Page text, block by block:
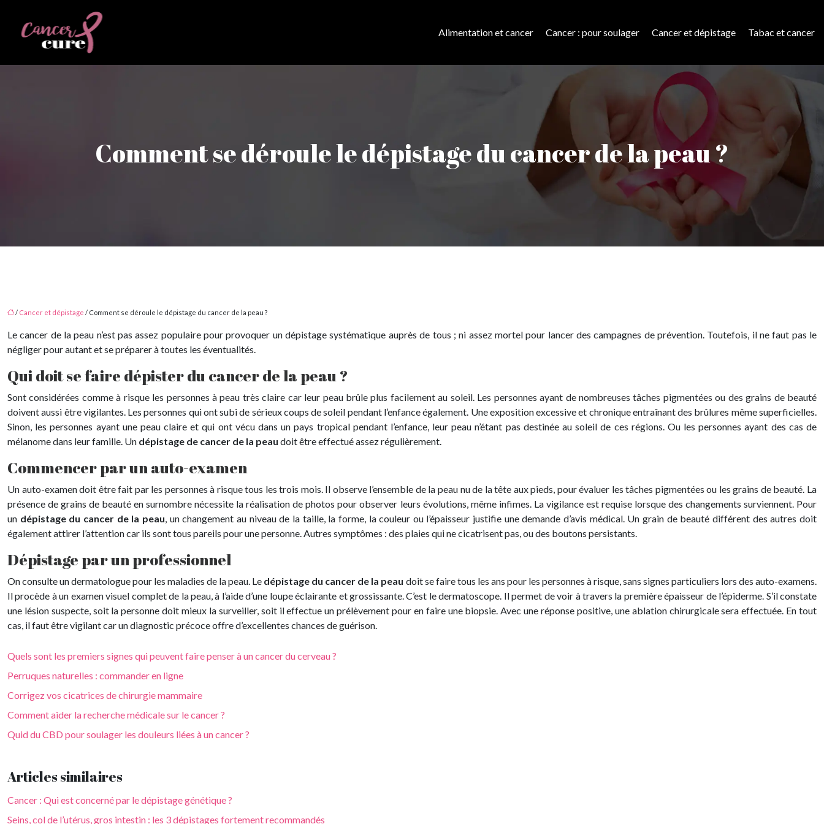
Alimentation et cancer Cancer : pour soulager Cancer et dépistage Tabac et cancer
Comment se déroule le dépistage du cancer de la peau ?
/ Cancer et dépistage / Comment se déroule le dépistage du cancer de la peau ?
Le cancer de la peau n’est pas assez populaire pour provoquer un dépistage systématique auprès de tous ; ni assez mortel pour lancer des campagnes de prévention. Toutefois, il ne faut pas le
négliger pour autant et se préparer à toutes les éventualités.
Qui doit se faire dépister du cancer de la peau ?
Sont considérées comme à risque les personnes à peau très claire car leur peau brûle plus facilement au soleil. Les personnes ayant de nombreuses tâches pigmentées ou des grains de beauté
doivent aussi être vigilantes. Les personnes qui ont subi de sérieux coups de soleil pendant l’enfance également. Une exposition excessive et chronique entraînant des brûlures même superficielles.
Sinon, les personnes ayant une peau claire et qui ont vécu dans un pays tropical pendant l’enfance, leur peau n’étant pas destinée au soleil de ces régions. Ou les personnes ayant des cas de
mélanome dans leur famille. Un dépistage de cancer de la peau doit être effectué assez régulièrement.
Commencer par un auto-examen
Un auto-examen doit être fait par les personnes à risque tous les trois mois. Il observe l’ensemble de la peau nu de la tête aux pieds, pour évaluer les tâches pigmentées ou les grains de beauté. La
présence de grains de beauté en surnombre nécessite la réalisation de photos pour observer leurs évolutions, même infimes. La vigilance est requise lorsque des changements surviennent. Pour
un dépistage du cancer de la peau, un changement au niveau de la taille, la forme, la couleur ou l’épaisseur justifie une demande d’avis médical. Un grain de beauté différent des autres doit
également attirer l’attention car ils sont tous pareils pour une personne. Autres symptômes : des plaies qui ne cicatrisent pas, ou des boutons persistants.
Dépistage par un professionnel
On consulte un dermatologue pour les maladies de la peau. Le dépistage du cancer de la peau doit se faire tous les ans pour les personnes à risque, sans signes particuliers lors des auto-examens.
Il procède à un examen visuel complet de la peau, à l’aide d’une loupe éclairante et grossissante. C’est le dermatoscope. Il permet de voir à travers la première épaisseur de l’épiderme. S’il constate
une lésion suspecte, soit la personne doit mieux la surveiller, soit il effectue un prélèvement pour en faire une biopsie. Avec une réponse positive, une ablation chirurgicale sera effectuée. En tout
cas, il faut être vigilant car un diagnostic précoce offre d’excellentes chances de guérison.
Quels sont les premiers signes qui peuvent faire penser à un cancer du cerveau ?
Perruques naturelles : commander en ligne
Corrigez vos cicatrices de chirurgie mammaire
Comment aider la recherche médicale sur le cancer ?
Quid du CBD pour soulager les douleurs liées à un cancer ?
Articles similaires
Cancer : Qui est concerné par le dépistage génétique ?
Seins, col de l’utérus, gros intestin : les 3 dépistages fortement recommandés